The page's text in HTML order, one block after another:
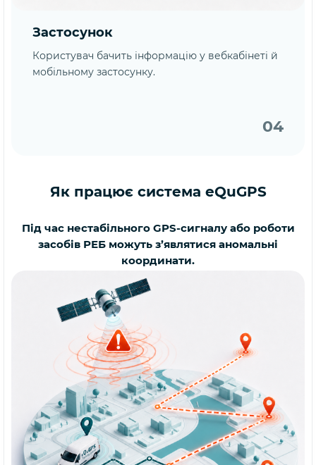
Застосунок
Користувач бачить інформацію у вебкабінеті й
мобільному застосунку.
04
Як працює система eQuGPS
Під час нестабільного GPS-сигналу або роботи
засобів РЕБ можуть з’являтися аномальні
координати.